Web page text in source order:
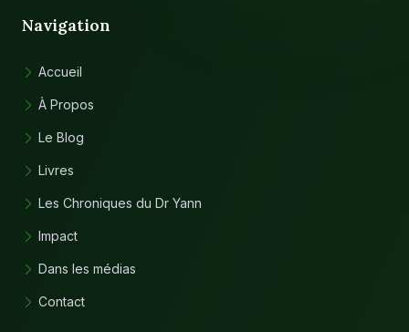
Navigation
Accueil
À Propos
Le Blog
Livres
Les Chroniques du Dr Yann
Impact
Dans les médias
Contact